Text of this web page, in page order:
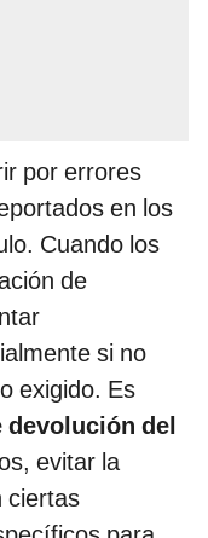
por errores
en los
Cuando los
de
si no
exigido. Es
devolución del
evitar la
ciertas